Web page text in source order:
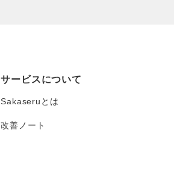
サービスについて
Sakaseruとは
改善ノート